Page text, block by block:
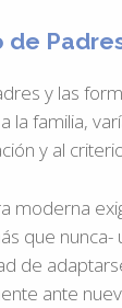
de
y las
la familia,
y al
moderna
que nunca-
de
ante